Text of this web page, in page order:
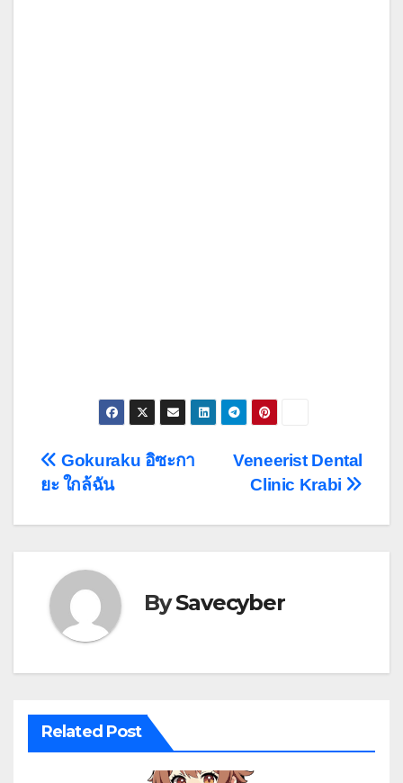
Post
Veneerist Dental
Clinic Krabi
Gokuraku อิซะกา
ยะ ใกล้ฉัน
BySavecyber
Related Post